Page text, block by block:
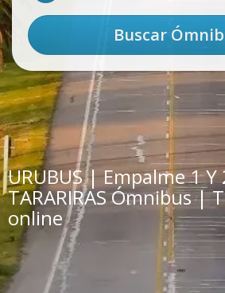
URUBUS | Empalme 1 Y
TARARIRAS Ómnibus |
online